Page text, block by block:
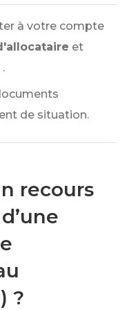
à votre compte
et
.
de situation.
recours
?